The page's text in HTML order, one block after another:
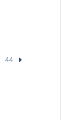
44